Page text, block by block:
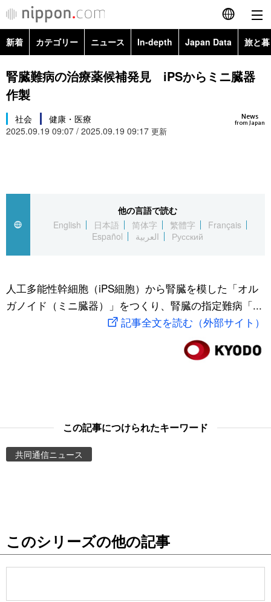
English
简体字
Русский
カテゴリー
国際
社会
文化
アーカイブ
Japan Data
旅と暮らし
動画/Live
Images
People
公式SNS
新着 カテゴリー ニュース In-depth Japan Data 旅と
政治・外交
経済・ビジネス
国際・海外
文化
科学・技術
暮らし
スポーツ・東京2020
Topics
腎臓難病の治療薬候補発見 iPSからミニ臓器
作製
News
from Japan
社会
健康・医療
2025.09.19 09:07 / 2025.09.19 09:17 更新
他の言語で読む
English
日本語 简体字 繁體字
Français
Español
العربية Русский
人工多能性幹細胞（iPS細胞）から腎臓を模した「オル
ガノイド（ミニ臓器）」をつくり、腎臓の指定難病「...
記事全文を読む（外部サイト）
この記事につけられたキーワード
共同通信ニュース
このシリーズの他の記事